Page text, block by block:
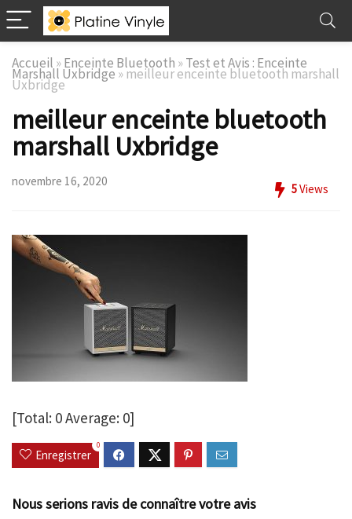
Accueil »Enceinte Bluetooth »Test et Avis : Enceinte
Marshall Uxbridge » meilleur enceinte bluetooth marshall
Uxbridge
meilleur enceinte bluetooth
marshall Uxbridge
novembre 16, 2020
5Views
[Total: 0Average: 0]
Enregistrer
0
Nous serions ravis de connaître votre avis